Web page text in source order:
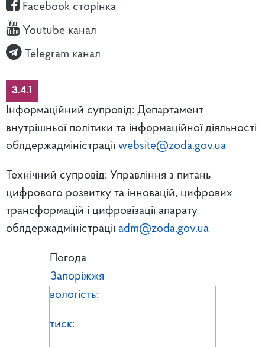
Facebook сторінка
Youtube канал
Telegram канал
3.4.1
Інформаційний супровід: Департамент
внутрішньої політики та інформаційної діяльності
облдержадміністрації website@zoda.gov.ua
Технічний супровід: Управління з питань
цифрового розвитку та інновацій, цифрових
трансформацій і цифровізації апарату
облдержадміністрації adm@zoda.gov.ua
Погода
Запоріжжя
вологість:
тиск: